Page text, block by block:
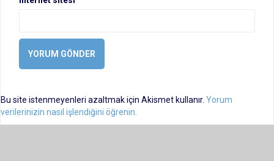
Bu site istenmeyenleri azaltmak için Akismet kullanır. Yorum
verilerinizin nasıl işlendiğini öğrenin.